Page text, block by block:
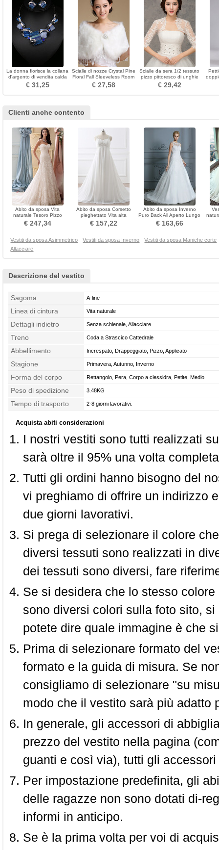
La donna fiorisce la collana
d'argento di vendita calda
di cristallo
€ 31,25
Scialle di nozze Crystal Pine
Floral Fall Sleeveless Room
€ 27,58
Scialle da sera 1/2 tessuto
pizzo pittoresco di unghie
Appliques
€ 29,42
Clienti anche contento
Abito da sposa Vita
naturale Tesoro Pizzo
Senza maniche Autunno
€ 247,34
Abito da sposa Corsetto
pieghettato Vita alta
Canotta Vita dell'Impero
€ 157,22
Abito da sposa Inverno
Puro Back All Aperto Lungo
Gioiello Senza maniche
€ 163,66
Vestiti da sposa Asimmetrico Vestiti da sposa Inverno
Vestiti da sposa Maniche corte
Allacciare
Descrizione del vestito
Sagoma A-line
Linea di cintura Vita naturale
Dettagli indietro Senza schienale, Allacciare
Treno Coda a Strascico Cattedrale
Abbellimento Increspato, Drappeggiato, Pizzo, Applicato
Stagione Primavera, Autunno, Inverno
Forma del corpo Rettangolo, Pera, Corpo a clessidra, Petite, Medio
Peso di spedizione 3.48KG
Tempo di trasporto 2-8 giorni lavorativi.
Acquista abiti considerazioni
I nostri vestiti sono tutti realizzati
sarà oltre il 95% una volta
Tutti gli ordini hanno bisogno del
vi preghiamo di offrire un indirizzo
due giorni lavorativi.
Si prega di selezionare il colore
diversi tessuti sono realizzati in
dei tessuti sono diversi, fare
Se si desidera che lo stesso
sono diversi colori sulla foto sito,
potete dire quale immagine è che
Prima di selezionare formato del
formato e la guida di misura. Se
consigliamo di selezionare "su
modo che il vestito sarà più adatto
In generale, gli accessori di
prezzo del vestito nella pagina
guanti e così via), tutti gli
Per impostazione predefinita, gli
delle ragazze non sono dotati di-
informi in anticipo.
Se è la prima volta per voi di